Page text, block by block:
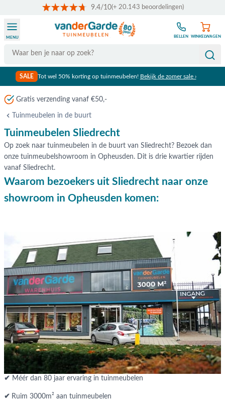
9.4/10(+ 20.143 beoordelingen)
Search
MENU BELLEN WINKELWAGEN
SALE Tot wel 50% korting op tuinmeubelen! Bekijk de zomer sale ›
Gratis verzending vanaf €50,-
Tuinmeubelen in de buurt
Tuinmeubelen Sliedrecht
Op zoek naar tuinmeubelen in de buurt van Sliedrecht? Bezoek dan
onze tuinmeubelshowroom in Opheusden. Dit is drie kwartier rijden
vanaf Sliedrecht.
Waarom bezoekers uit Sliedrecht naar onze
showroom in Opheusden komen:
✔ Méér dan 80 jaar ervaring in tuinmeubelen
✔ Ruim 3000m² aan tuinmeubelen